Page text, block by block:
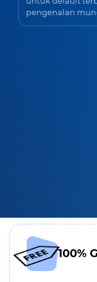
pengenalan
100%